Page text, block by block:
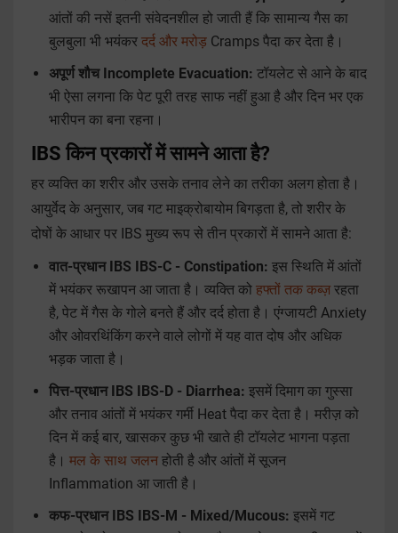
आंतों की नसें इतनी संवेदनशील हो जाती हैं कि सामान्य गैस का
बुलबुला भी भयंकर दर्द और मरोड़ Cramps पैदा कर देता है।
अपूर्ण शौच Incomplete Evacuation: टॉयलेट से आने के बाद
भी ऐसा लगना कि पेट पूरी तरह साफ नहीं हुआ है और दिन भर एक
भारीपन का बना रहना।
IBS किन प्रकारों में सामने आता है?
हर व्यक्ति का शरीर और उसके तनाव लेने का तरीका अलग होता है।
आयुर्वेद के अनुसार, जब गट माइक्रोबायोम बिगड़ता है, तो शरीर के
दोषों के आधार पर IBS मुख्य रूप से तीन प्रकारों में सामने आता है:
वात-प्रधान IBS IBS-C - Constipation: इस स्थिति में आंतों
में भयंकर रूखापन आ जाता है। व्यक्ति को हफ्तों तक कब्ज़ रहता
है, पेट में गैस के गोले बनते हैं और दर्द होता है। एंग्जायटी Anxiety
और ओवरथिंकिंग करने वाले लोगों में यह वात दोष और अधिक
भड़क जाता है।
पित्त-प्रधान IBS IBS-D - Diarrhea: इसमें दिमाग का गुस्सा
और तनाव आंतों में भयंकर गर्मी Heat पैदा कर देता है। मरीज़ को
दिन में कई बार, खासकर कुछ भी खाते ही टॉयलेट भागना पड़ता
है। मल के साथ जलन होती है और आंतों में सूजन
Inflammation आ जाती है।
कफ-प्रधान IBS IBS-M - Mixed/Mucous: इसमें गट